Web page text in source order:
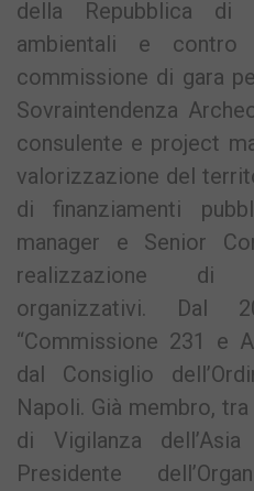
della Repubblica di
ambientali e
commissione di gara
Sovraintendenza
consulente e project
valorizzazione del
di finanziamenti
manager e Senior
realizzazione di
organizzativi. Dal
“Commissione 231 e
dal Consiglio
Napoli. Già membro,
di Vigilanza
Presidente